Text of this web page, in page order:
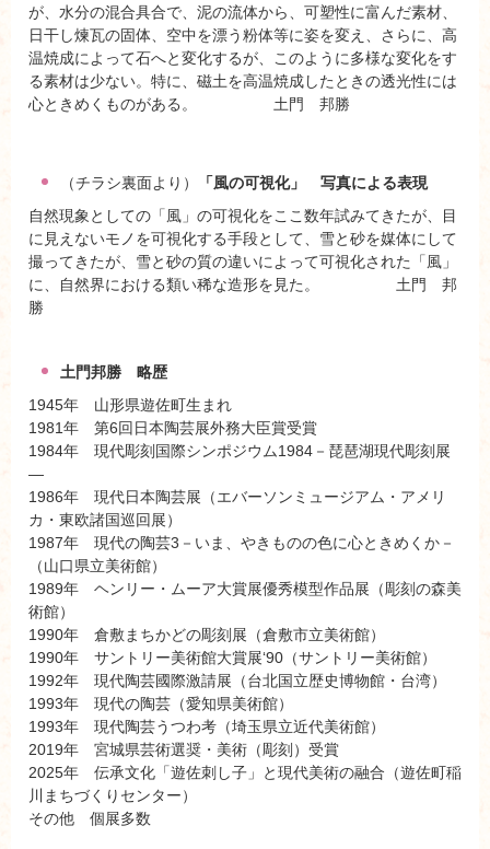
が、水分の混合具合で、泥の流体から、可塑性に富んだ素材、
日干し煉瓦の固体、空中を漂う粉体等に姿を変え、さらに、高
温焼成によって石へと変化するが、このように多様な変化をす
る素材は少ない。特に、磁土を高温焼成したときの透光性には
心ときめくものがある。 土門 邦勝
（チラシ裏面より）
「風の可視化」 写真による表現
自然現象としての「風」の可視化をここ数年試みてきたが、目
に見えないモノを可視化する手段として、雪と砂を媒体にして
撮ってきたが、雪と砂の質の違いによって可視化された「風」
に、自然界における類い稀な造形を見た。 土門 邦
勝
土門邦勝 略歴
1945年 山形県遊佐町生まれ
1981年 第6回日本陶芸展外務大臣賞受賞
1984年 現代彫刻国際シンポジウム1984－琵琶湖現代彫刻展
―
1986年 現代日本陶芸展（エバーソンミュージアム・アメリ
カ・東欧諸国巡回展）
1987年 現代の陶芸3－いま、やきものの色に心ときめくか－
（山口県立美術館）
1989年 ヘンリー・ムーア大賞展優秀模型作品展（彫刻の森美
術館）
1990年 倉敷まちかどの彫刻展（倉敷市立美術館）
1990年 サントリー美術館大賞展‘90（サントリー美術館）
1992年 現代陶芸國際激請展（台北国立歴史博物館・台湾）
1993年 現代の陶芸（愛知県美術館）
1993年 現代陶芸うつわ考（埼玉県立近代美術館）
2019年 宮城県芸術選奨・美術（彫刻）受賞
2025年 伝承文化「遊佐刺し子」と現代美術の融合（遊佐町稲
川まちづくりセンター）
その他 個展多数